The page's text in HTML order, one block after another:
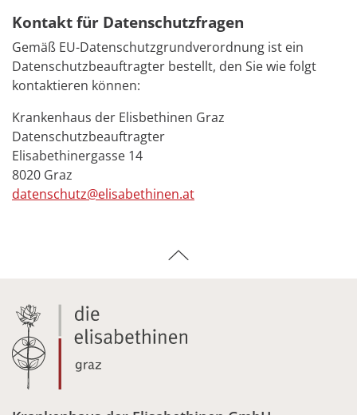
Kontakt für Datenschutzfragen
Gemäß EU-Datenschutzgrundverordnung ist ein
Datenschutzbeauftragter bestellt, den Sie wie folgt
kontaktieren können:
Krankenhaus der Elisbethinen Graz
Datenschutzbeauftragter
Elisabethinergasse 14
8020 Graz
datenschutz@elisabethinen.at